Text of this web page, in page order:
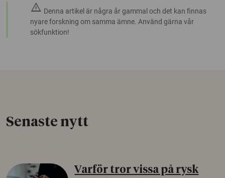
warning Denna artikel är några år gammal och det kan finnas
nyare forskning om samma ämne. Använd gärna vår
sökfunktion!
Senaste nytt
Varför tror vissa på rysk